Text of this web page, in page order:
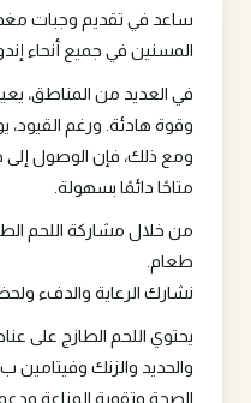
ساعد في تقديم وجبات
المسنين في جميع أنحاء
في العديد من المناطق،
وقوة هادئة. ورغم القيود،
ومع ذلك، فإن الوصول
متاحًا دائمًا بسهولة.
من خلال مشاركة اللحم
طعام.
نشارك الرعاية والدفء
يحتوي اللحم الطازج على
الصحة وتقوية المناعة